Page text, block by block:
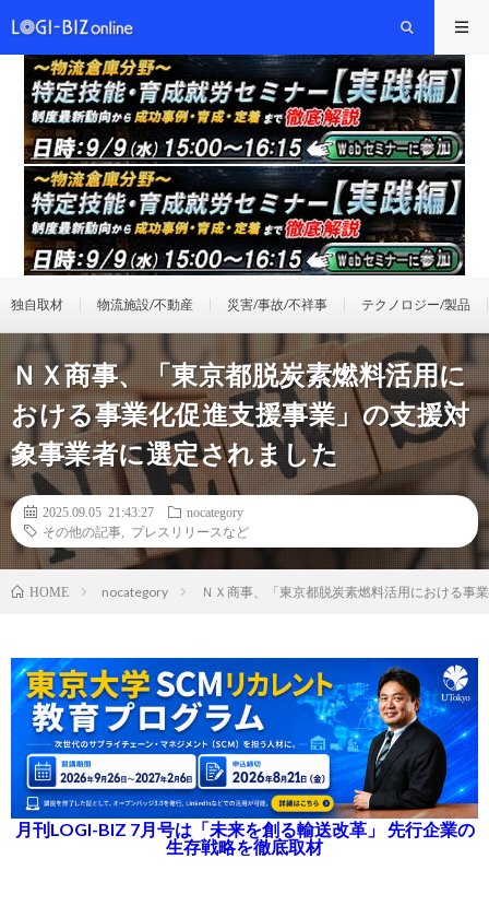
独自取材 物流施設/不動産 災害/事故/不祥事 テクノロジー/製品
ＮＸ商事、「東京都脱炭素燃料活用に
おける事業化促進支援事業」の支援対
象事業者に選定されました
2025.09.05 21:43:27
nocategory
その他の記事
プレスリリースなど
HOME nocategory ＮＸ商事、「東京都脱炭素燃料活用における事
月刊LOGI-BIZ 7月号は「未来を創る輸送改革」 先行企業の
生存戦略を徹底取材